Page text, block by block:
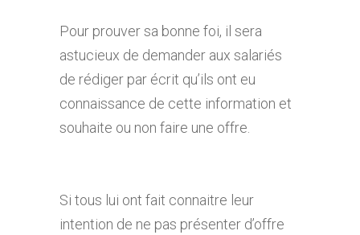
Pour prouver sa bonne foi, il sera
astucieux de demander aux salariés
de rédiger par écrit qu’ils ont eu
connaissance de cette information et
souhaite ou non faire une offre.
Si tous lui ont fait connaitre leur
intention de ne pas présenter d’offre